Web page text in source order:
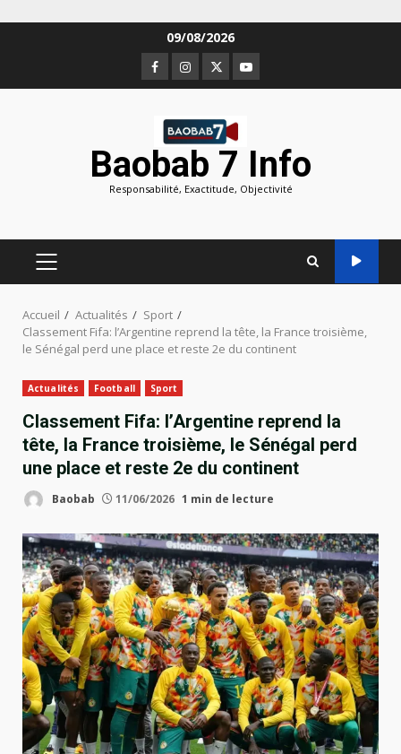
09/08/2026
Facebook
Instagram
TwitterYoutube
Baobab 7 Info
Responsabilité, Exactitude, Objectivité
MENU
PRINCIPAL
Accueil Actualités
Sport
Classement Fifa: l’Argentine reprend la tête, la France troisième,
le Sénégal perd une place et reste 2e du continent
Actualités Football Sport
Classement Fifa: l’Argentine reprend la
tête, la France troisième, le Sénégal perd
une place et reste 2e du continent
Baobab 11/06/2026 1 min de lecture